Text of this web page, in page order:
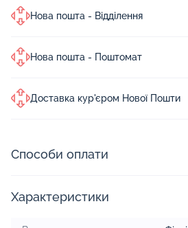
Нова пошта - Відділення
Нова пошта - Поштомат
Доставка кур'єром Нової Пошти
Способи оплати
Характеристики